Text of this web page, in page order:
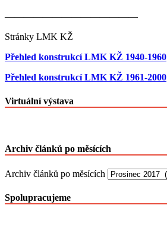
——————————————
Stránky LMK KŽ
Přehled konstrukcí LMK KŽ 1940-1960
Přehled konstrukcí LMK KŽ 1961-2000
Virtuální výstava
Archiv článků po měsících
Archiv článků po měsících
Spolupracujeme